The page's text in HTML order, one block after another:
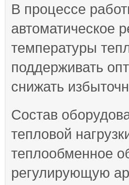
В процессе
автоматическое
температуры
поддерживать
снижать
Состав
тепловой
теплообменное
регулирующую